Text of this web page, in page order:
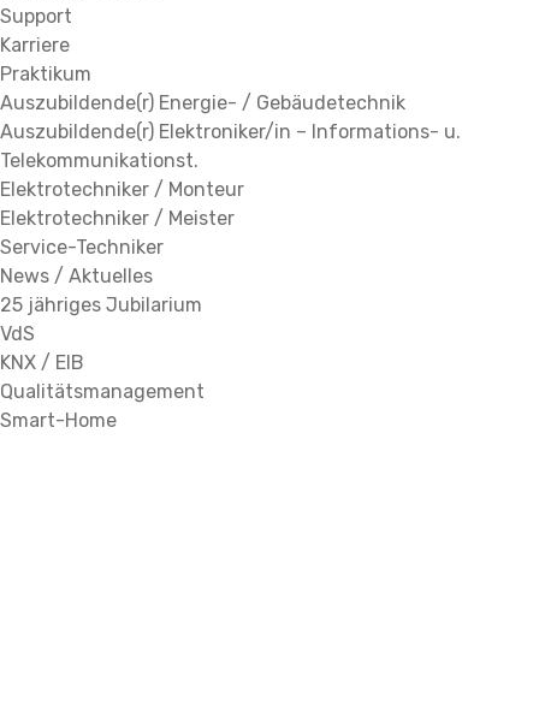
Support
Karriere
Praktikum
Auszubildende(r) Energie- / Gebäudetechnik
Auszubildende(r) Elektroniker/in – Informations- u.
Telekommunikationst.
Elektrotechniker / Monteur
Elektrotechniker / Meister
Service-Techniker
News / Aktuelles
25 jähriges Jubilarium
VdS
KNX / EIB
Qualitätsmanagement
Smart-Home